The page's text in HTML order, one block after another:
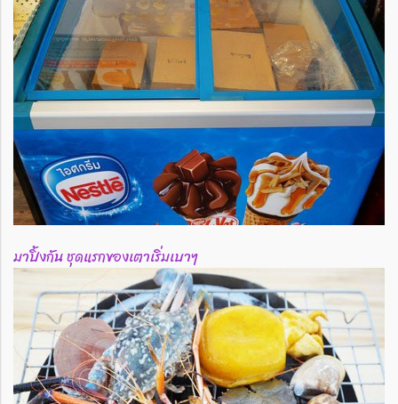
มาปิ้งกัน ชุดแรกของเตาเริ่มเบาๆ